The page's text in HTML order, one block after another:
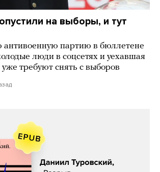
на выборы, и тут
антивоенную партию в бюллетене
люди в соцсетях и уехавшая
требуют снять с выборов